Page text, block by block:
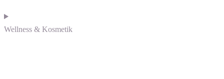
Wellness & Kosmetik